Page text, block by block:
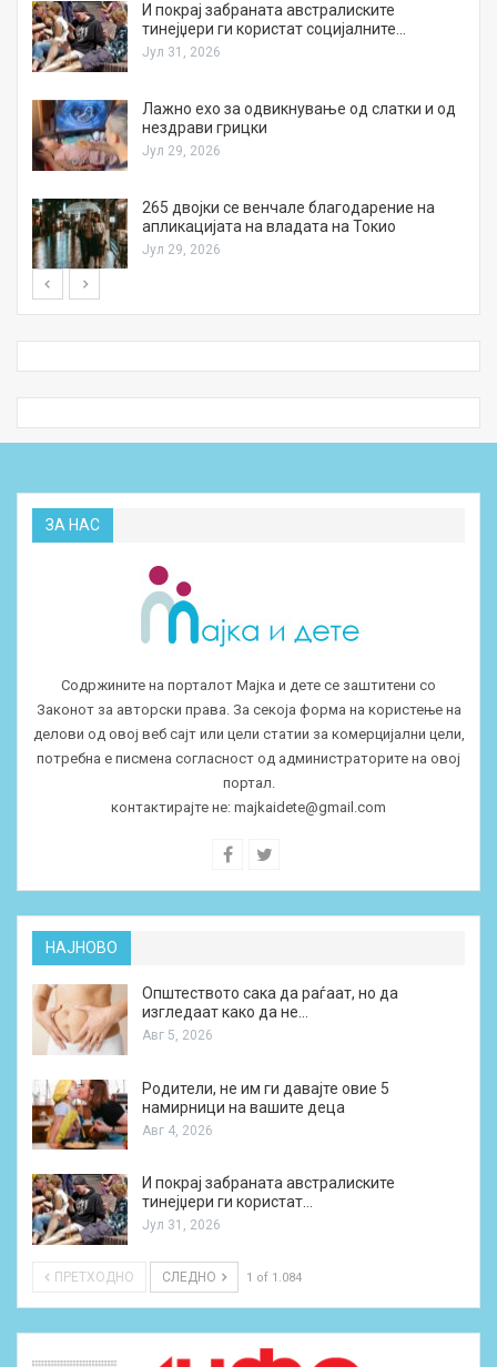
И покрај забраната австралиските
тинејџери ги користат социјалните…
Јул 31, 2026
Лажно ехо за одвикнување од слатки и од
нездрави грицки
Јул 29, 2026
265 двојки се венчале благодарение на
апликацијата на владата на Токио
Јул 29, 2026
ЗА НАС
Содржините на порталот Мајка и дете се заштитени со
Законот за авторски права. За секоја форма на користење на
делови од овој веб сајт или цели статии за комерцијални цели,
потребна е писмена согласност од администраторите на овој
портал.
контактирајте не: majkaidete@gmail.com
НАЈНОВО
Општеството сака да раѓаат, но да
изгледаат како да не…
Авг 5, 2026
Родители, не им ги давајте овие 5
намирници на вашите деца
Авг 4, 2026
И покрај забраната австралиските
тинејџери ги користат…
Јул 31, 2026
ПРЕТХОДНО СЛЕДНО 1 of 1.084